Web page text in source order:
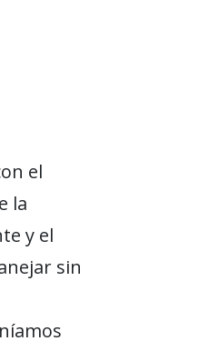
el
la
y el
sin